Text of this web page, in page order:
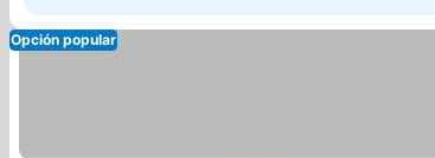
Opción popular